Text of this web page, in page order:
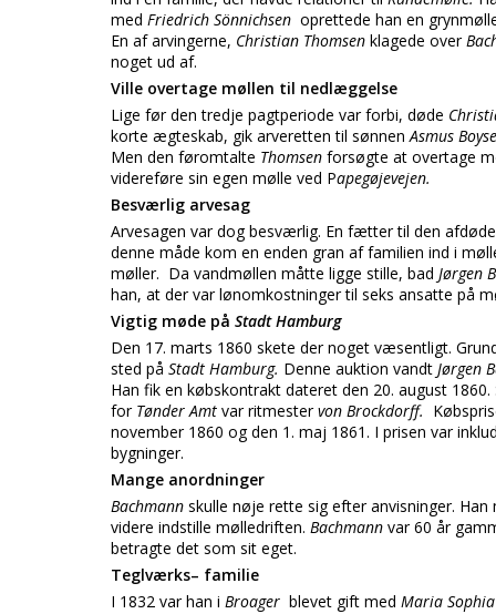
med Friedrich Sönnichsen oprettede han en
En af arvingerne, Christian Thomsen klagede over
noget ud af.
Ville overtage møllen til nedlæggelse
Lige før den tredje pagtperiode var forbi, døde
korte ægteskab, gik arveretten til sønnenAsmus
Men den føromtalte Thomsen forsøgte at overtage
videreføre sin egen mølle ved Papegøjevejen.
Besværlig arvesag
Arvesagen var dog besværlig. En fætter til den
denne måde kom en enden gran af familien ind i
møller. Da vandmøllen måtte ligge stille, bad Jørgen
han, at der var lønomkostninger til seks ansatte på
Vigtig møde på Stadt Hamburg
Den 17. marts 1860 skete der noget væsentligt.
sted på Stadt Hamburg. Denne auktion vandt Jørgen
Han fik en købskontrakt dateret den 20. august
for Tønder Amt var ritmestervon Brockdorff.
november 1860 og den 1. maj 1861. I prisen var
bygninger.
Mange anordninger
Bachmann skulle nøje rette sig efter anvisninger.
videre indstille mølledriften. Bachmann var 60 år
betragte det som sit eget.
Teglværks– familie
I 1832 var han i Broager blevet gift med Maria